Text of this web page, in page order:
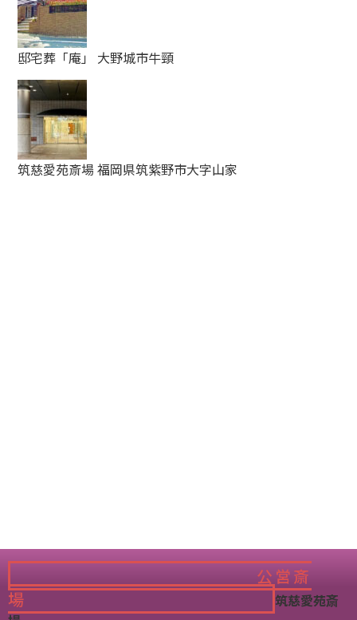
邸宅葬「庵」 大野城市牛頸
筑慈愛苑斎場 福岡県筑紫野市大字山家
公営斎
場
筑慈愛苑斎